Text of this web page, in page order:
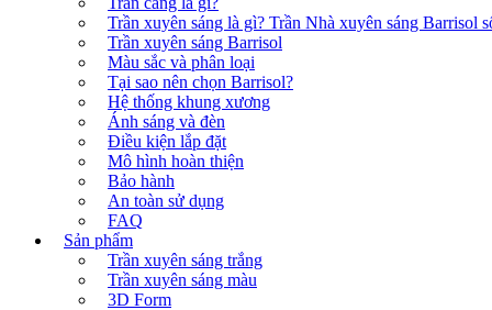
Trần xuyên sáng là gì? Trần Nhà xuyên sáng Barrisol
Trần xuyên sáng Barrisol
Màu sắc và phân loại
Tại sao nên chọn Barrisol?
Hệ thống khung xương
Ánh sáng và đèn
Điều kiện lắp đặt
Mô hình hoàn thiện
Bảo hành
An toàn sử dụng
FAQ
Sản phẩm
Trần xuyên sáng trắng
Trần xuyên sáng màu
3D Form